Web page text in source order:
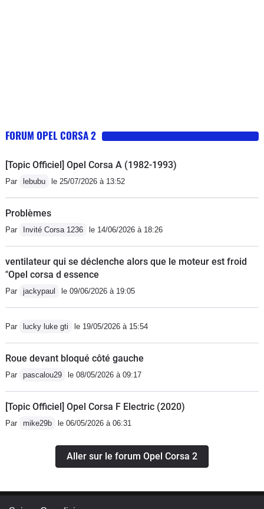
FORUM OPEL CORSA 2
[Topic Officiel] Opel Corsa A (1982-1993)
Par lebubu le 25/07/2026 à 13:52
Problèmes
Par Invité Corsa 1236 le 14/06/2026 à 18:26
ventilateur qui se déclenche alors que le moteur est froid
"Opel corsa d essence
Par jackypaul le 09/06/2026 à 19:05
Par lucky luke gti le 19/05/2026 à 15:54
Roue devant bloqué côté gauche
Par pascalou29 le 08/05/2026 à 09:17
[Topic Officiel] Opel Corsa F Electric (2020)
Par mike29b le 06/05/2026 à 06:31
Aller sur le forum Opel Corsa 2